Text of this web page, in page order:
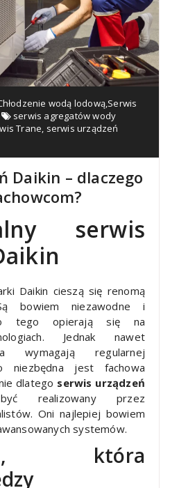
wodą lodową,Serwis
serwis agregatów wody
Trane, serwis urządzeń
Daikin – dlaczego
serwis
Daikin cieszą się renomą
bowiem niezawodne i
tego opierają się na
Jednak nawet
wymagają regularnej
niezbędna jest fachowa
dlatego serwis urządzeń
realizowany przez
Oni najlepiej bowiem
systemów.
która